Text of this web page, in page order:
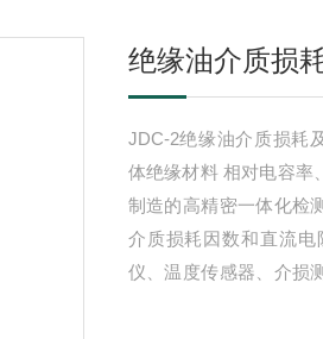
绝缘油介质损
JDC-2绝缘油介质损耗
体绝缘材料 相对电容率
制造的高精密一体化检
介质损耗因数和直流
仪、温度传感器、介损